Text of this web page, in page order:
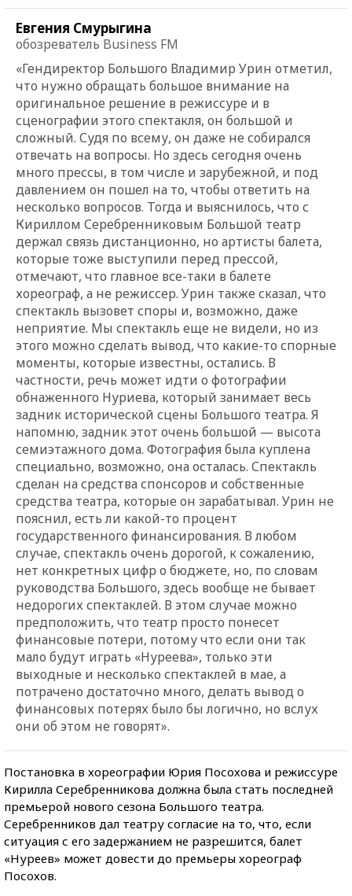
Евгения Смурыгина
обозреватель Business FM
«Гендиректор Большого Владимир Урин отметил,
что нужно обращать большое внимание на
оригинальное решение в режиссуре и в
сценографии этого спектакля, он большой и
сложный. Судя по всему, он даже не собирался
отвечать на вопросы. Но здесь сегодня очень
много прессы, в том числе и зарубежной, и под
давлением он пошел на то, чтобы ответить на
несколько вопросов. Тогда и выяснилось, что с
Кириллом Серебренниковым Большой театр
держал связь дистанционно, но артисты балета,
которые тоже выступили перед прессой,
отмечают, что главное все-таки в балете
хореограф, а не режиссер. Урин также сказал, что
спектакль вызовет споры и, возможно, даже
неприятие. Мы спектакль еще не видели, но из
этого можно сделать вывод, что какие-то спорные
моменты, которые известны, остались. В
частности, речь может идти о фотографии
обнаженного Нуриева, который занимает весь
задник исторической сцены Большого театра. Я
напомню, задник этот очень большой — высота
семиэтажного дома. Фотография была куплена
специально, возможно, она осталась. Спектакль
сделан на средства спонсоров и собственные
средства театра, которые он зарабатывал. Урин не
пояснил, есть ли какой-то процент
государственного финансирования. В любом
случае, спектакль очень дорогой, к сожалению,
нет конкретных цифр о бюджете, но, по словам
руководства Большого, здесь вообще не бывает
недорогих спектаклей. В этом случае можно
предположить, что театр просто понесет
финансовые потери, потому что если они так
мало будут играть «Нуреева», только эти
выходные и несколько спектаклей в мае, а
потрачено достаточно много, делать вывод о
финансовых потерях было бы логично, но вслух
они об этом не говорят».
Постановка в хореографии Юрия Посохова и режиссуре
Кирилла Серебренникова должна была стать последней
премьерой нового сезона Большого театра.
Серебренников дал театру согласие на то, что, если
ситуация с его задержанием не разрешится, балет
«Нуреев» может довести до премьеры хореограф
Посохов.